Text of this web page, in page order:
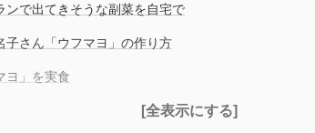
ンで出てきそうな副菜を自宅で
子さん「ウフマヨ」の作り方
ヨ」を実食
[全表示にする]